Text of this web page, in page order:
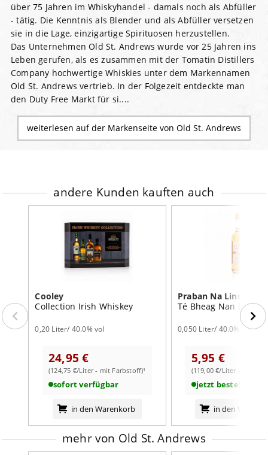
über 75 Jahren im Whiskyhandel - damals noch als Abfüller
- tätig. Die Kenntnis als Blender und als Abfüller versetzen
sie in die Lage, einzigartige Spirituosen herzustellen.
Das Unternehmen Old St. Andrews wurde vor 25 Jahren ins
Leben gerufen, als es zusammen mit der Tomatin Distillers
Company hochwertige Whiskies unter dem Markennamen
Old St. Andrews vertrieb. In der Folgezeit entdeckte man
den Duty Free Markt für si....
weiterlesen auf der Markenseite von Old St. Andrews
andere Kunden kauften auch
Cooley
Collection Irish Whiskey
0,20 Liter/ 40.0% vol
24,95 €
(124,75 €/Liter - mit Farbstoff)¹
sofort verfügbar
in den Warenkorb
Praban Na Linne
Té Bheag Nan
0,050 Liter/ 40.0% vol
5,95 €
(119,00 €/Liter - mit
jetzt bestellbar
in den
mehr von Old St. Andrews